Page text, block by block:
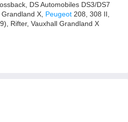
DS Automobiles DS3/DS7
X, Peugeot 208, 308 II,
Rifter, Vauxhall Grandland X